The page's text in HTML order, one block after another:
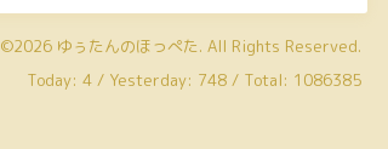
©2026 ゆぅたんのほっぺた. All Rights Reserved.
Today: 4 / Yesterday: 748 / Total: 1086385